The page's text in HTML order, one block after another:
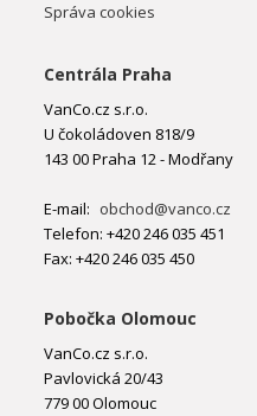
Správa cookies
Centrála Praha
VanCo.cz s.r.o.
U čokoládoven 818/9
143 00 Praha 12 - Modřany
E-mail: obchod@vanco.cz
Telefon: +420 246 035 451
Fax: +420 246 035 450
Pobočka Olomouc
VanCo.cz s.r.o.
Pavlovická 20/43
779 00 Olomouc